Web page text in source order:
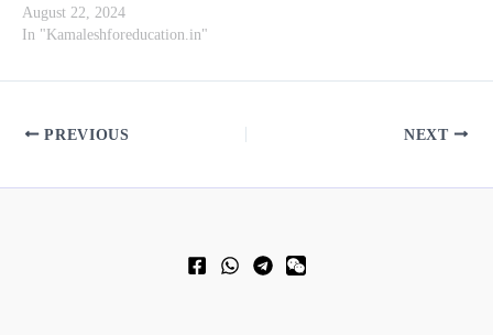
August 22, 2024
In "Kamaleshforeducation.in"
PREVIOUS NEXT